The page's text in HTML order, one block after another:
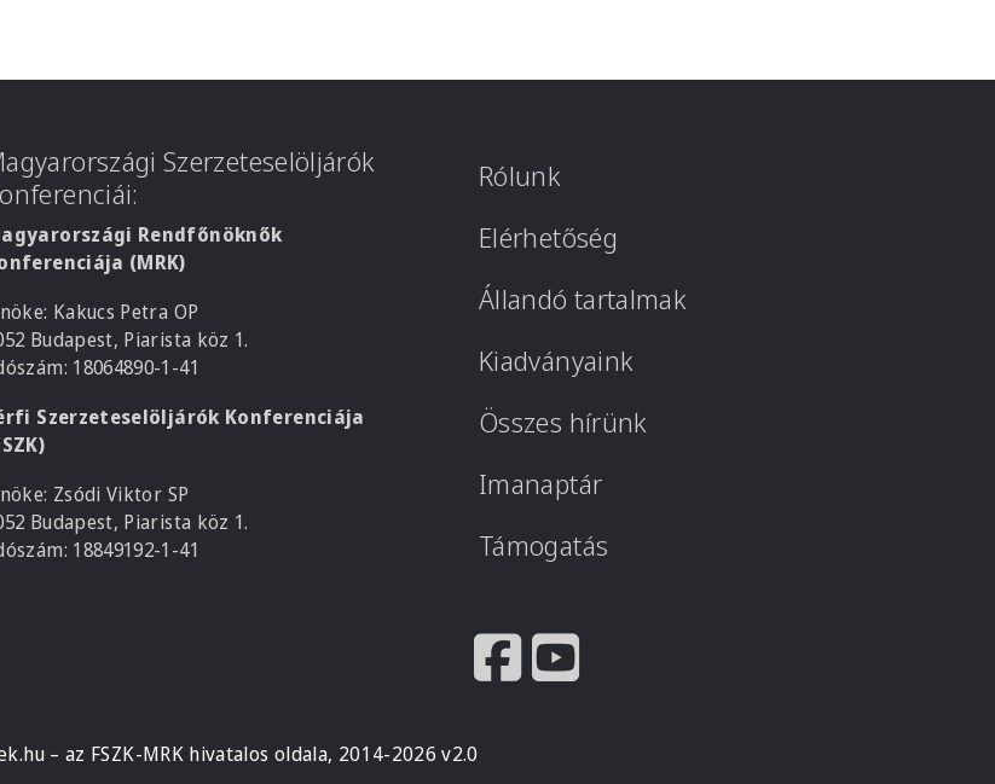
Szerzeteselöljárók
Rendfőnöknők
(MRK)
Kakucs Petra OP
Budapest, Piarista köz 1.
18064890-1-41
Szerzeteselöljárók Konferenciája
Zsódi Viktor SP
Budapest, Piarista köz 1.
18849192-1-41
Rólunk
Elérhetőség
Állandó tartalmak
Kiadványaink
Összes hírünk
Imanaptár
Támogatás
– az FSZK-MRK hivatalos oldala, 2014-2026 v2.0